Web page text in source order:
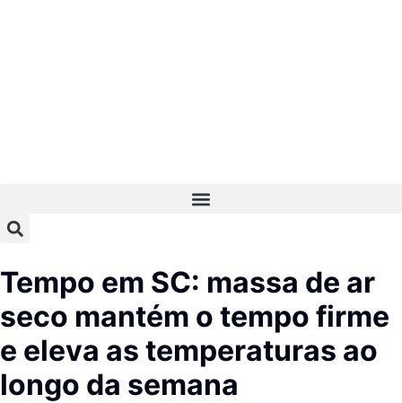
Tempo em SC: massa de ar
seco mantém o tempo firme
e eleva as temperaturas ao
longo da semana